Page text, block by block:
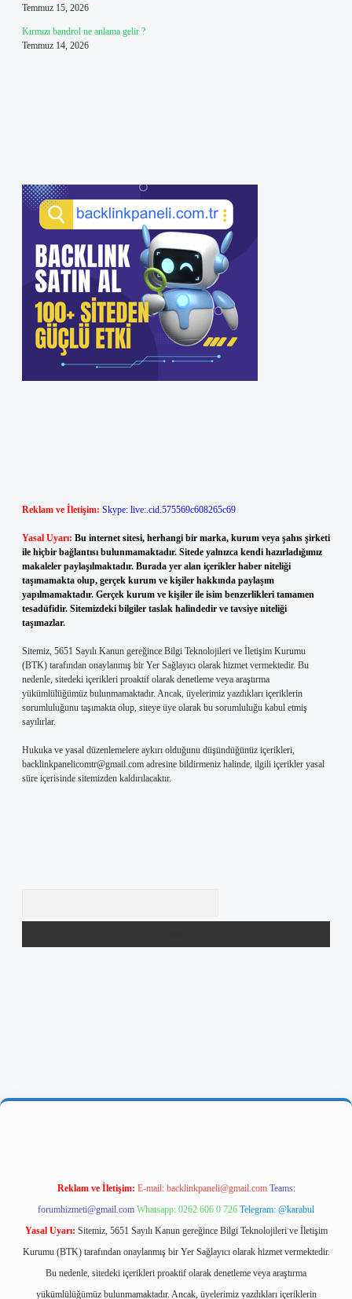
Temmuz 15, 2026
Kırmızı bandrol ne anlama gelir ?
Temmuz 14, 2026
Reklam ve İletişim: Skype: live:.cid.575569c608265c69
Yasal Uyarı: Bu internet sitesi, herhangi bir marka, kurum veya şahıs şirketi
ile hiçbir bağlantısı bulunmamaktadır. Sitede yalnızca kendi hazırladığımız
makaleler paylaşılmaktadır. Burada yer alan içerikler haber niteliği
taşımamakta olup, gerçek kurum ve kişiler hakkında paylaşım
yapılmamaktadır. Gerçek kurum ve kişiler ile isim benzerlikleri tamamen
tesadüfidir. Sitemizdeki bilgiler taslak halindedir ve tavsiye niteliği
taşımazlar.
Sitemiz, 5651 Sayılı Kanun gereğince Bilgi Teknolojileri ve İletişim Kurumu
(BTK) tarafından onaylanmış bir Yer Sağlayıcı olarak hizmet vermektedir. Bu
nedenle, sitedeki içerikleri proaktif olarak denetleme veya araştırma
yükümlülüğümüz bulunmamaktadır. Ancak, üyelerimiz yazdıkları içeriklerin
sorumluluğunu taşımakta olup, siteye üye olarak bu sorumluluğu kabul etmiş
sayılırlar.
Hukuka ve yasal düzenlemelere aykırı olduğunu düşündüğünüz içerikleri,
backlinkpanelicomtr@gmail.com adresine bildirmeniz halinde, ilgili içerikler yasal
süre içerisinde sitemizden kaldırılacaktır.
Reklam ve İletişim: E-mail: backlinkpaneli@gmail.com Teams:
forumhizmeti@gmail.com Whatsapp: 0262 606 0 726 Telegram: @karabul
Yasal Uyarı: Sitemiz, 5651 Sayılı Kanun gereğince Bilgi Teknolojileri ve İletişim
Kurumu (BTK) tarafından onaylanmış bir Yer Sağlayıcı olarak hizmet vermektedir.
Bu nedenle, sitedeki içerikleri proaktif olarak denetleme veya araştırma
yükümlülüğümüz bulunmamaktadır. Ancak, üyelerimiz yazdıkları içeriklerin